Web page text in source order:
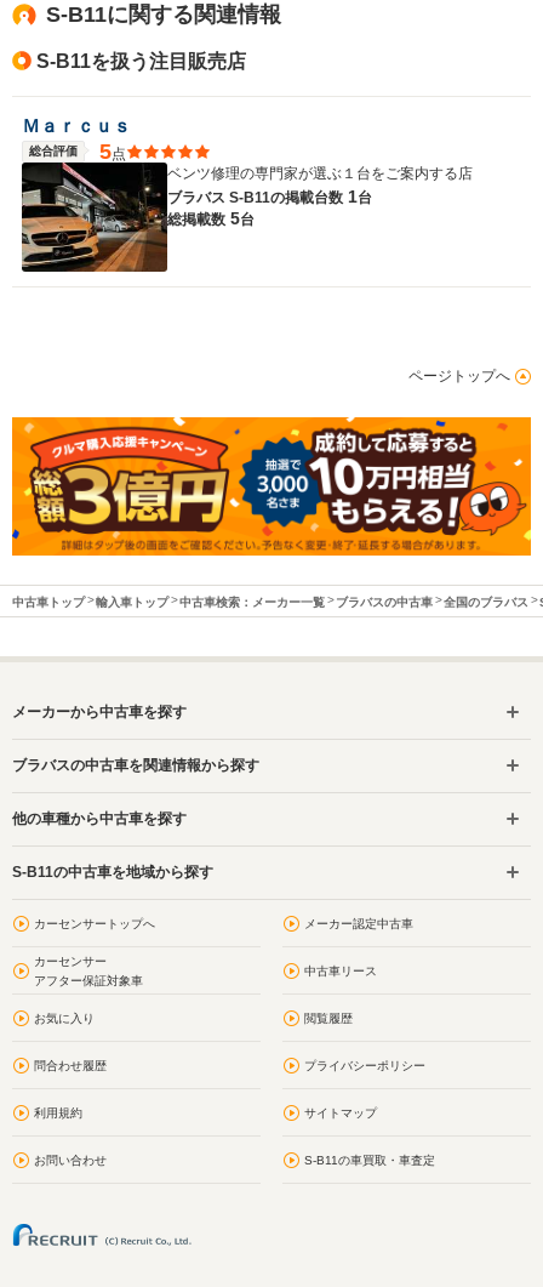
S-B11に関する関連情報
S-B11を扱う注目販売店
Ｍａｒｃｕｓ
総合評価 5点
ベンツ修理の専門家が選ぶ１台をご案内する店
ブラバス S-B11の掲載台数 1台
総掲載数 5台
ページトップへ
中古車トップ 輸入車トップ 中古車検索：メーカー一覧 ブラバスの中古車 全国のブラバス
メーカーから中古車を探す
ブラバスの中古車を関連情報から探す
他の車種から中古車を探す
S-B11の中古車を地域から探す
カーセンサートップへ メーカー認定中古車
カーセンサー
アフター保証対象車
中古車リース
お気に入り 閲覧履歴
問合わせ履歴 プライバシーポリシー
利用規約 サイトマップ
お問い合わせ S-B11の車買取・車査定